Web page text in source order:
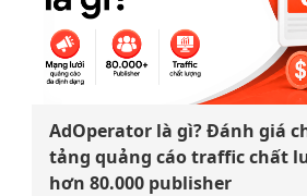
AdOperator là gì? Đánh giá
tảng quảng cáo traffic chất
hơn 80.000 publisher